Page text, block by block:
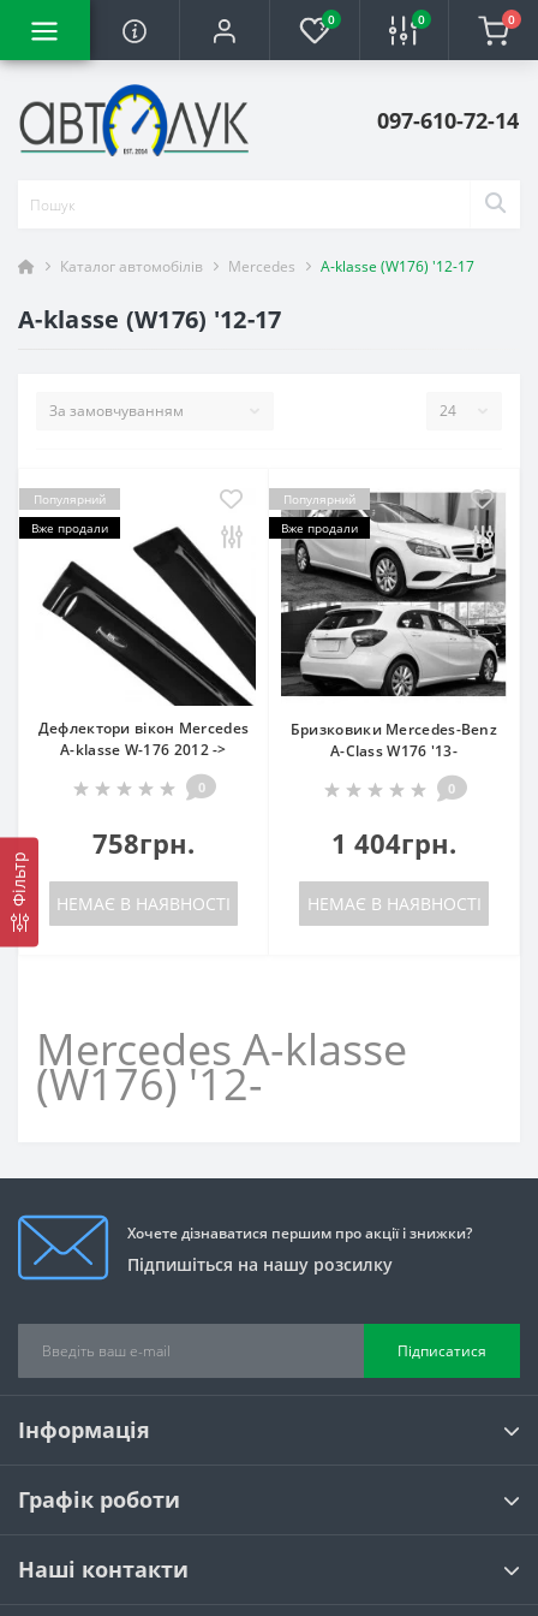
0 0 0
097-610-72-14
Каталог автомобілів Mercedes A-klasse (W176) '12-17
A-klasse (W176) '12-17
Фільтр
Популярний
Вже продали
Дефлектори вікон Mercedes
A-klasse W-176 2012 ->
0
758грн.
НЕМАЄ В НАЯВНОСТІ
Популярний
Вже продали
Бризковики Mercedes-Benz
A-Class W176 '13-
0
1 404грн.
НЕМАЄ В НАЯВНОСТІ
Mercedes A-klasse
(W176) '12-
Хочете дізнаватися першим про акції і знижки?
Підпишіться на нашу розсилку
Підписатися
Інформація
Графік роботи
Наші контакти